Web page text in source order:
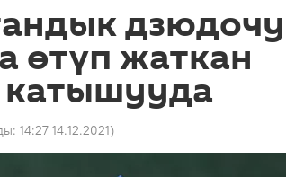
өтүп жаткан
катышууда
14:27 14.12.2021)